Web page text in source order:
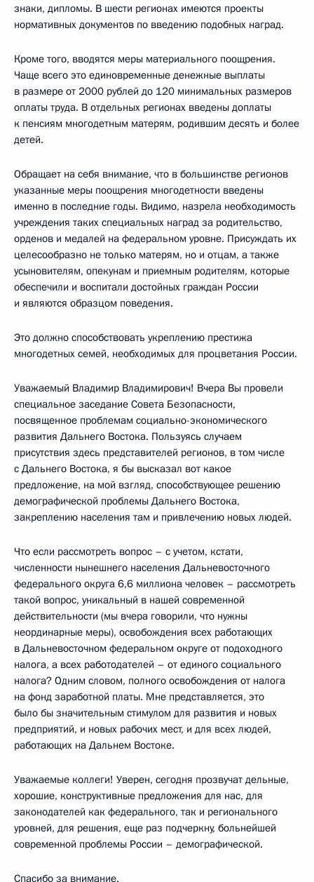
знаки, дипломы. В шести регионах имеются проекты
нормативных документов по введению подобных наград.
Кроме того, вводятся меры материального поощрения.
Чаще всего это единовременные денежные выплаты
в размере от 2000 рублей до 120 минимальных размеров
оплаты труда. В отдельных регионах введены доплаты
к пенсиям многодетным матерям, родившим десять и более
детей.
Обращает на себя внимание, что в большинстве регионов
указанные меры поощрения многодетности введены
именно в последние годы. Видимо, назрела необходимость
учреждения таких специальных наград за родительство,
орденов и медалей на федеральном уровне. Присуждать их
целесообразно не только матерям, но и отцам, а также
усыновителям, опекунам и приемным родителям, которые
обеспечили и воспитали достойных граждан России
и являются образцом поведения.
Это должно способствовать укреплению престижа
многодетных семей, необходимых для процветания России.
Уважаемый Владимир Владимирович! Вчера Вы провели
специальное заседание Совета Безопасности,
посвященное проблемам социально-экономического
развития Дальнего Востока. Пользуясь случаем
присутствия здесь представителей регионов, в том числе
с Дальнего Востока, я бы высказал вот какое
предложение, на мой взгляд, способствующее решению
демографической проблемы Дальнего Востока,
закреплению населения там и привлечению новых людей.
Что если рассмотреть вопрос – с учетом, кстати,
численности нынешнего населения Дальневосточного
федерального округа 6,6 миллиона человек – рассмотреть
такой вопрос, уникальный в нашей современной
действительности (мы вчера говорили, что нужны
неординарные меры), освобождения всех работающих
в Дальневосточном федеральном округе от подоходного
налога, а всех работодателей – от единого социального
налога? Одним словом, полного освобождения от налога
на фонд заработной платы. Мне представляется, это
было бы значительным стимулом для развития и новых
предприятий, и новых рабочих мест, и для всех людей,
работающих на Дальнем Востоке.
Уважаемые коллеги! Уверен, сегодня прозвучат дельные,
хорошие, конструктивные предложения для нас, для
законодателей как федерального, так и регионального
уровней, для решения, еще раз подчеркну, больнейшей
современной проблемы России – демографической.
Спасибо за внимание.